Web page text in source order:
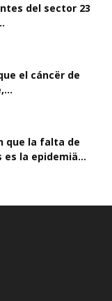
del sector 23
el cáncër de
que la falta de
la epidemiä...